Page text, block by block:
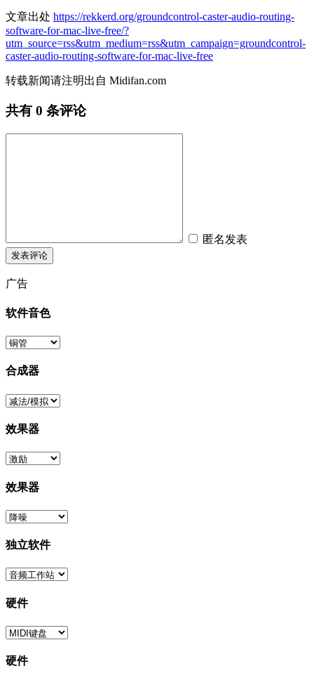
文章出处 https://rekkerd.org/groundcontrol-caster-audio-routing-
software-for-mac-live-free/?
utm_source=rss&utm_medium=rss&utm_campaign=groundcontrol-
caster-audio-routing-software-for-mac-live-free
转载新闻请注明出自 Midifan.com
共有 0 条评论
匿名发表
广告
软件音色
合成器
效果器
效果器
独立软件
硬件
硬件